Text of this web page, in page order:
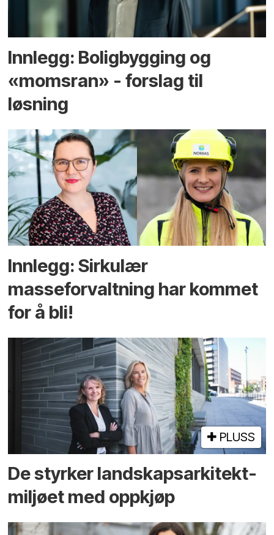
Innlegg: Boligbygging og
«momsran» - forslag til
løsning
Innlegg: Sirkulær
masseforvaltning har kommet
for å bli!
PLUSS
De styrker landskaps­arkitekt­
miljøet med oppkjøp